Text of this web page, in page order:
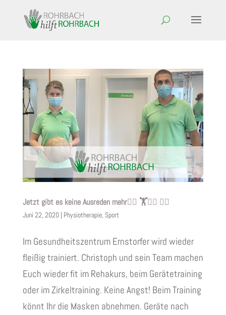
Jetzt gibt es keine Ausreden mehr🏋️‍♀️ 🏋️🤸‍♀️ 🤸‍♂️
Juni 22, 2020| Physiotherapie, Sport
Im Gesundheitszentrum Ernstorfer wird wieder
fleißig trainiert. Christoph und sein Team machen
Euch wieder fit im Rehakurs, beim Gerätetraining
oder im Zirkeltraining. Keine Angst! Beim Training
könnt Ihr die Masken abnehmen. Geräte nach